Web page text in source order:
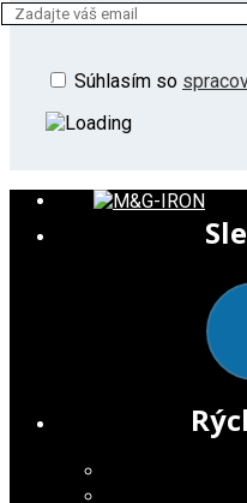
Súhlasím so